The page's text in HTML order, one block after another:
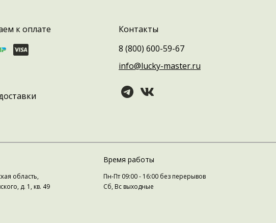
к оплате
Контакты
8 (800) 600-59-67
info@lucky-master.ru
область,
д. 1, кв. 49
Время работы
Пн-Пт 09:00 - 16:00 без перерывов
Сб, Вс выходные